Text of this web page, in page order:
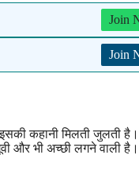
Join
Join
कहानी मिलती जुलती है।
और भी अच्छी लगने वाली है।